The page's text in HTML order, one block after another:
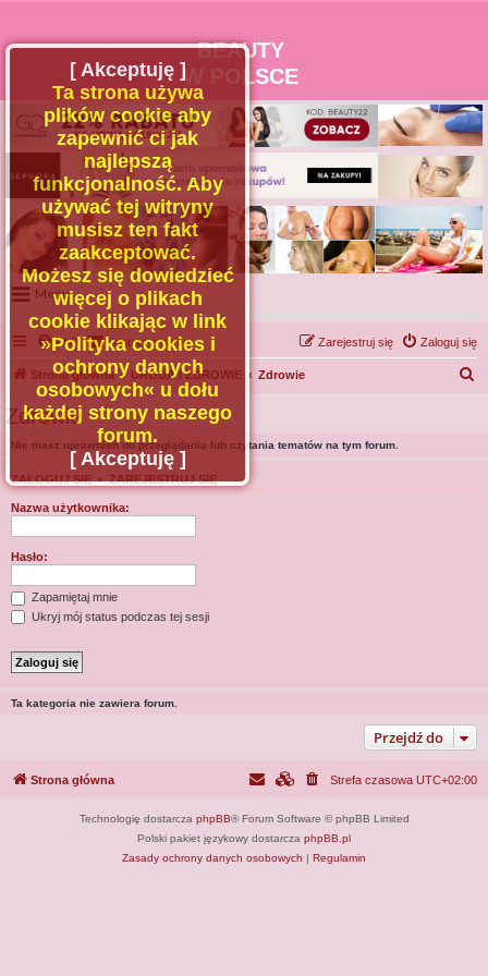
BEAUTY
W POLSCE
Menu
Portal
Facebook
Regulamin
Zapytaj administratora
Kontakt
FAQ Kontakt z nami Zaloguj się
Zarejestruj się
Strona główna URODA I ZDROWIE Zdrowie
Zdrowie
Nie masz uprawnień do przeglądania lub czytania tematów na tym forum.
ZALOGUJ SIĘ•ZAREJESTRUJ SIĘ
Nazwa użytkownika:
Hasło:
Zapamiętaj mnie
Ukryj mój status podczas tej sesji
Ta kategoria nie zawiera forum.
Przejdź do
[ Akceptuję ]
Ta strona używa
plików cookie aby
zapewnić ci jak
najlepszą
funkcjonalność. Aby
używać tej witryny
musisz ten fakt
zaakceptować.
Możesz się dowiedzieć
więcej o plikach
cookie klikając w link
»Polityka cookies i
ochrony danych
osobowych« u dołu
każdej strony naszego
forum.
[ Akceptuję ]
Strona główna Strefa czasowa UTC+02:00
Technologię dostarcza phpBB® Forum Software © phpBB Limited
Polski pakiet językowy dostarcza phpBB.pl
Zasady ochrony danych osobowych | Regulamin